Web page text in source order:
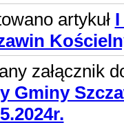
artykuł
załącznik
Gminy